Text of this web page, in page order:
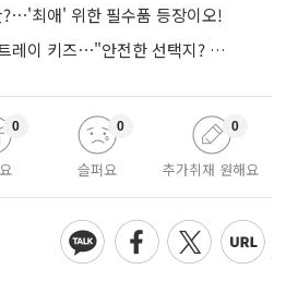
?⋯'최애' 위한 필수품 등장이오!
이것저것 '다 되는' 스트레이 키즈⋯"안전한 선택지? 도전이 재밌죠"
0
슬퍼요
0
추가취재 원해요
0